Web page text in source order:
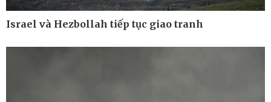
Israel và Hezbollah tiếp tục giao tranh